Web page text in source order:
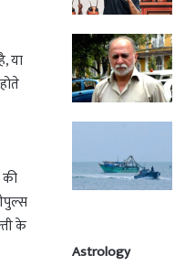
या
की
के
Astrology